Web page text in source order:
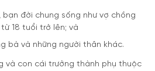
đời chung sống như vợ chồng
18 tuổi trở lên; và
bà và những người thân khác.
và con cái trưởng thành phụ thuộc